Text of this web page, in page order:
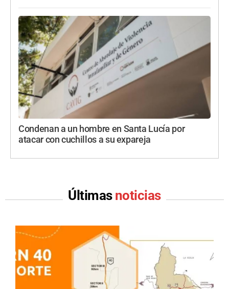
Condenan a un hombre en Santa Lucía por
atacar con cuchillos a su expareja
Últimas noticias